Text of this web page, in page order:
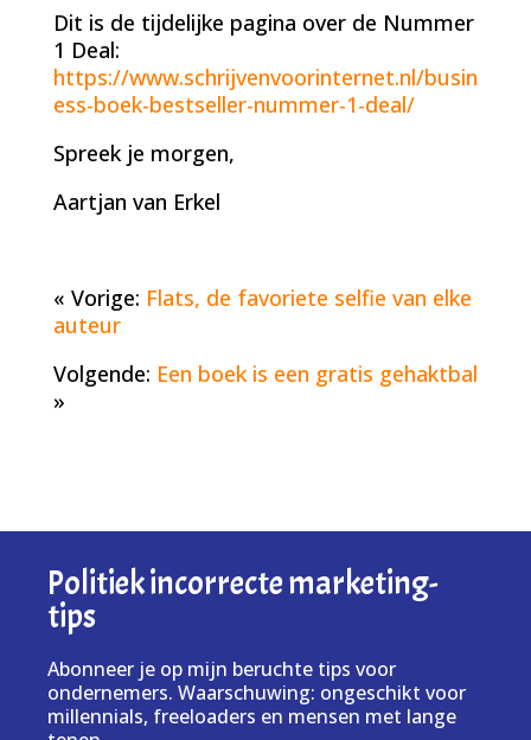
Dit is de tijdelijke pagina over de Nummer
1 Deal:
https://www.schrijvenvoorinternet.nl/busin
ess-boek-bestseller-nummer-1-deal/
Spreek je morgen,
Aartjan van Erkel
« Vorige: Flats, de favoriete selfie van elke
auteur
Volgende: Een boek is een gratis gehaktbal
»
Politiek incorrecte marketing-
tips
Abonneer je op mijn beruchte tips voor
ondernemers. Waarschuwing: ongeschikt voor
millennials, freeloaders en mensen met lange